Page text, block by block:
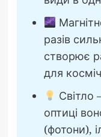
разів
створює
для
Світло
оптиці
(фотони),